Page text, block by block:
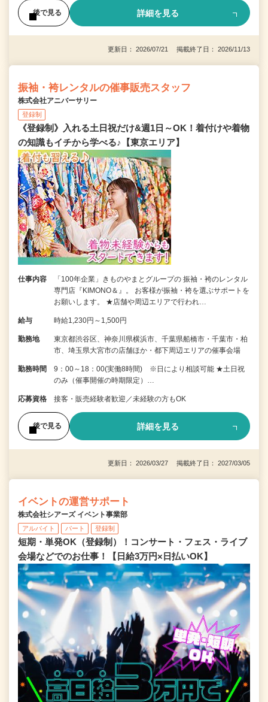
後で見る 詳細を見る
更新日： 2026/07/21 掲載終了日： 2026/11/13
振袖・袴レンタルの催事販売スタッフ
株式会社アニバーサリー
登録制
《登録制》入れる土日祝だけ&週1日～OK！着付けや着物
の知識もイチから学べる♪【東京エリア】
仕事内容
「100年企業」きものやまとグループの 振袖・袴のレンタル
専門店『KIMONO＆』。 お客様が振袖・袴を選ぶサポートを
お願いします。 ★店舗や周辺エリアで行われ…
給与 時給1,230円～1,500円
勤務地
東京都渋谷区、神奈川県横浜市、千葉県船橋市・千葉市・柏
市、埼玉県大宮市の店舗ほか・都下周辺エリアの催事会場
勤務時間
9：00～18：00(実働8時間) ※日により相談可能 ★土日祝
のみ（催事開催の時期限定）…
応募資格 接客・販売経験者歓迎／未経験の方もOK
後で見る 詳細を見る
更新日： 2026/03/27 掲載終了日： 2027/03/05
イベントの運営サポート
株式会社シアーズ イベント事業部
アルバイト パート 登録制
短期・単発OK（登録制）！コンサート・フェス・ライブ
会場などでのお仕事！【日給3万円×日払いOK】